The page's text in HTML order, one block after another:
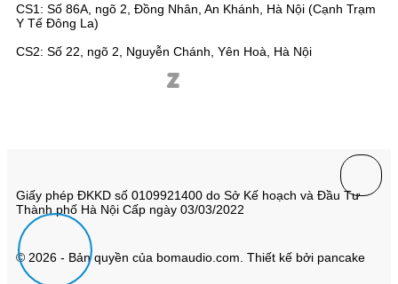
CS1: Số 86A, ngõ 2, Đồng Nhân, An Khánh, Hà Nội (Cạnh Trạm
Y Tế Đông La)
CS2: Số 22, ngõ 2, Nguyễn Chánh, Yên Hoà, Hà Nội
Giấy phép ĐKKD số 0109921400 do Sở Kế hoạch và Đầu Tư
Thành phố Hà Nội Cấp ngày 03/03/2022
© 2026 - Bản quyền của bomaudio.com. Thiết kế bởi pancake